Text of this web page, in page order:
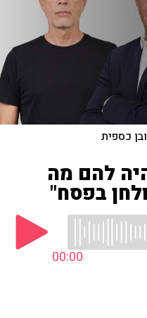
כספית
להם מה
בפסח"
00:00